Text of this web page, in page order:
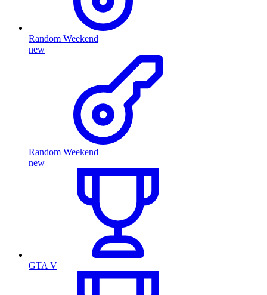
Random Weekend
new
Random Weekend
new
GTA V